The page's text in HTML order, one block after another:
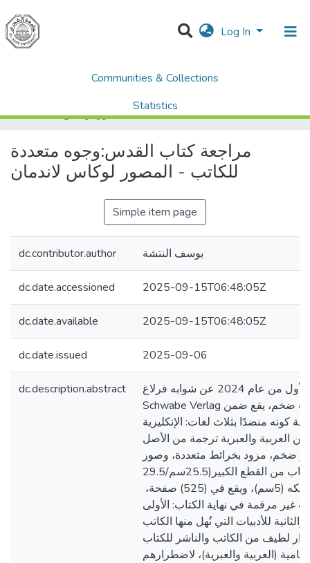
Log In
Communities & Collections
Statistics
AQU Publications
مجلة المقدسية
مراجعة كتاب القدس:وجوه متعددة للكاتب - المصور لوكاس لاندمان
مراجعة كتاب القدس:وجوه متعددة
للكاتب - المصور لوكاس لاندمان
Simple item page
dc.contributor.author يوسف النتشة
dc.date.accessioned 2025-09-15T06:48:05Z
dc.date.available 2025-09-15T06:48:05Z
dc.date.issued 2025-09-06
dc.description.abstract
صدر في النصف الأول من عام 2024 عن شوابه فرلاغ
Schwabe Verlag في بازل - سويسرا، كتاب ضخم، يقع ضمن
كونه منضدًا بثلاث لغات: الإنكليزية
العربية والعبرية ترجمة من الأصل
ضخم، مزود بخرائط متعددة، وصور
احترافية ملونة، والكتاب من القطع الكبير(25.5سم/29.5
سم)، مع كعب بلغ سمكه (5سم)، ويقع في (525) صفحة، ​​
غير مرقمة في نهاية الكتاب: الأولى
للأدبيات التي نُهل منها الكاتب
لطيف من الكاتب والناشر للكتاب
(العربية والعبرية)، لاضطرارهم